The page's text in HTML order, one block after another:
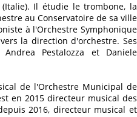
Il étudie le trombone, la
au Conservatoire de sa ville
à l'Orchestre Symphonique
la direction d'orchestre. Ses
Pestalozza et Daniele
de l'Orchestre Municipal de
en 2015 directeur musical des
2016, directeur musical et